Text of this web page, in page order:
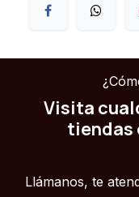
Visita
tiendas
Llámanos, te